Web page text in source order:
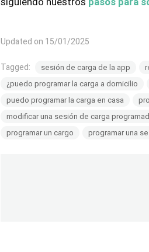
Updated on 15/01/2025
Tagged: sesión de carga de la app
¿puedo programar la carga a domicilio
puedo programar la carga en casa
modificar una sesión de carga
programar un cargo
programar una